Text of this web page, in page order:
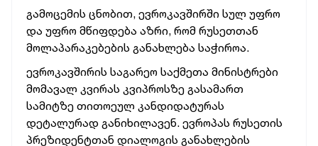
გამოცემის ცნობით, ევროკავშირში სულ უფრო
და უფრო მწიფდება აზრი, რომ რუსეთთან
მოლაპარაკებების განახლება საჭიროა.
ევროკავშირის საგარეო საქმეთა მინისტრები
მომავალ კვირას კვიპროსზე გასამართ
სამიტზე თითოეულ კანდიდატურას
დეტალურად განიხილავენ. ევროპას რუსეთის
პრეზიდენტთან დიალოგის განახლების